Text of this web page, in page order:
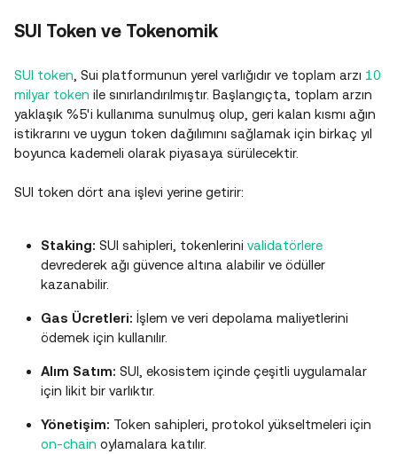
SUI Token ve Tokenomik
SUI token , Sui platformunun yerel varlığıdır ve toplam arzı 10
milyar token ile sınırlandırılmıştır. Başlangıçta, toplam arzın
yaklaşık %5'i kullanıma sunulmuş olup, geri kalan kısmı ağın
istikrarını ve uygun token dağılımını sağlamak için birkaç yıl
boyunca kademeli olarak piyasaya sürülecektir.
SUI token dört ana işlevi yerine getirir:
Staking: SUI sahipleri, tokenlerini validatörlere
devrederek ağı güvence altına alabilir ve ödüller
kazanabilir.
Gas Ücretleri: İşlem ve veri depolama maliyetlerini
ödemek için kullanılır.
Alım Satım: SUI, ekosistem içinde çeşitli uygulamalar
için likit bir varlıktır.
Yönetişim: Token sahipleri, protokol yükseltmeleri için
on-chain oylamalara katılır​.